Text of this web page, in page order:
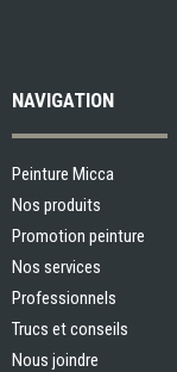
NAVIGATION
Peinture Micca
Nos produits
Promotion peinture
Nos services
Professionnels
Trucs et conseils
Nous joindre